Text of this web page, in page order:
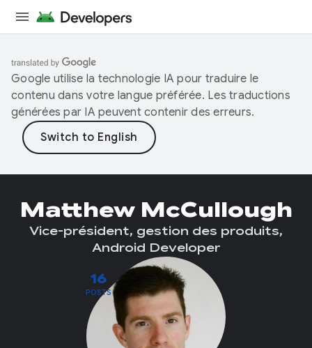
Google utilise la technologie IA pour traduire le
contenu dans votre langue préférée. Les traductions
générées par IA peuvent contenir des erreurs.
16
POSTS
Matthew McCullough
Vice-président, gestion des produits,
Android Developer